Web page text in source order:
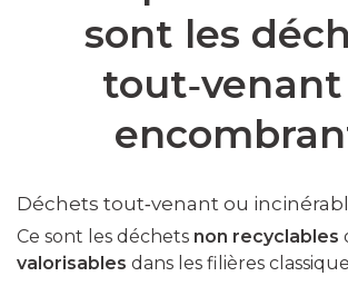
sont les
Déchets tout‑venant ou
Ce sont les déchets non recyclables
valorisables dans les filières